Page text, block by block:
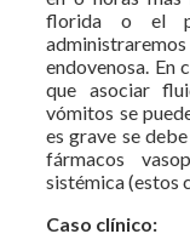
florida o el
endovenosa. En
que asociar
vómitos se
es grave se
fármacos
sistémica (estos
Caso clínico: